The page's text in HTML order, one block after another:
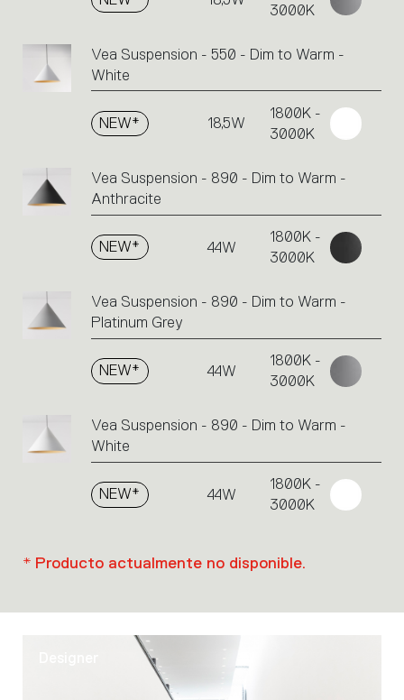
3000K
Vea Suspension - 550 - Dim to Warm -
White
NEW* 18,5W
1800K -
3000K
Vea Suspension - 890 - Dim to Warm -
Anthracite
NEW* 44W
1800K -
3000K
Vea Suspension - 890 - Dim to Warm -
Platinum Grey
NEW* 44W
1800K -
3000K
Vea Suspension - 890 - Dim to Warm -
White
NEW* 44W
1800K -
3000K
* Producto actualmente no disponible.